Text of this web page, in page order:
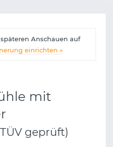
Anschauen auf
einrichten »
mit
geprüft)